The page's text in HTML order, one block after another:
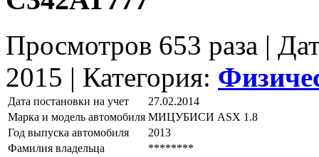
Просмотров 653 раза |
2015 | Категория:
Дата постановки на учет
27.02.2014
Марка и модель автомобиля МИЦУБИСИ АSХ 1.8
Год выпуска автомобиля
2013
Фамилия владельца
********